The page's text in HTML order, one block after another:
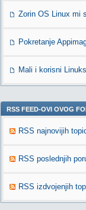
Zorin OS Linux mi
Pokretanje
Mali i korisni
RSS FEED-OVI OVOG
RSS najnovijih
RSS poslednjih
RSS izdvojenjih